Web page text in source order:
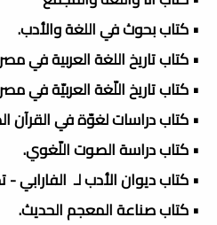
• كتاب بحوث في اللغة والأدب.
• كتاب تاريخ اللغة العربية في
• كتاب تاريخ اللّغة العربيّة في
• كتاب دراسات لغوّة في القرآن
• كتاب دراسة الصوت اللّغوي.
• كتاب ديوان الأدب لـ الفارابي
• كتاب صناعة المعجم الحديث.